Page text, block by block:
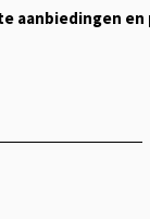
aanbiedingen